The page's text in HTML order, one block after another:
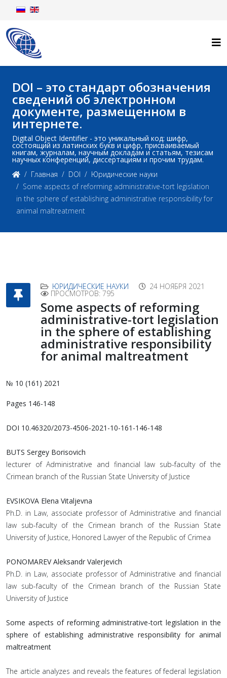
DOI – это стандарт обозначения
сведений об электронном
документе, размещенном в
интернете.
Digital Object Identifier - это уникальный код: шифр,
состоящий из латинских букв и цифр, присваиваемый
книгам, журналам, научным докладам и статьям, тезисам
научных конференций, диссертациям и прочим трудам.
Главная
DOI
Юридические науки
Some aspects of reforming administrative-tort legislation
in the sphere of establishing administrative responsibility for
animal maltreatment
ЮРИДИЧЕСКИЕ НАУКИ 24 НОЯБРЯ 2021
ПРОСМОТРОВ: 795
Some aspects of reforming
administrative-tort legislation
in the sphere of establishing
administrative responsibility
for animal maltreatment
№ 10 (161) 2021
Pages 146-148
DOI 10.46320/2073-4506-2021-10-161-146-148
BUTS Sergey Borisovich
lecturer of Administrative and financial law sub-faculty of the
Crimean branch of the Russian State University of Justice
EVSIKOVA Elena Vitaljevna
Ph.D. in Law, associate professor of Administrative and financial
law sub-faculty of the Crimean branch of the Russian State
University of Justice, Honored Lawyer of the Republic of Crimea
PONOMAREV Aleksandr Valerjevich
Ph.D. in Law, associate professor of Administrative and financial
law sub-faculty of the Crimean branch of the Russian State
University of Justice
Some aspects of reforming administrative-tort legislation in the
sphere of establishing administrative responsibility for animal
maltreatment
The article analyzes and reveals the features of federal legislation